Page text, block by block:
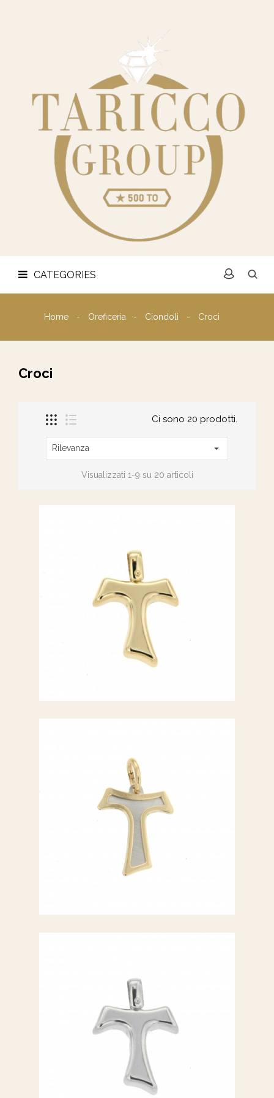
CATEGORIES
OREFICERIA
LINGOTTI
E
MONETE
CONTATTI
PRIVACY
Home Oreficeria Ciondoli Croci
Croci
Ci sono 20 prodotti.
Rilevanza 
Visualizzati 1-9 su 20 articoli